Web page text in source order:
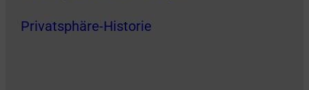
Privatsphäre-Historie